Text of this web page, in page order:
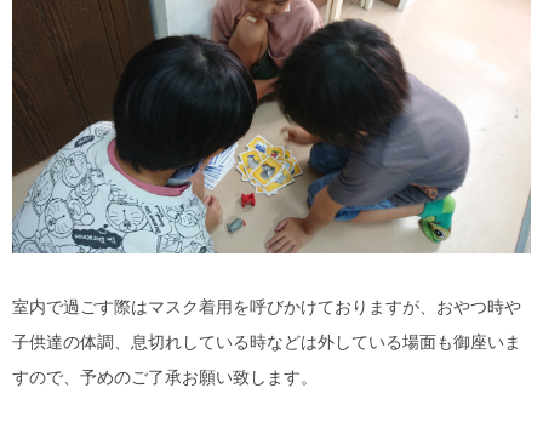
室内で過ごす際はマスク着用を呼びかけておりますが、おやつ時や
子供達の体調、息切れしている時などは外している場面も御座いま
すので、予めのご了承お願い致します。